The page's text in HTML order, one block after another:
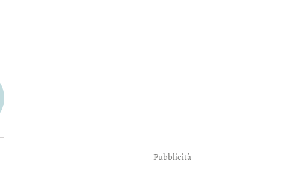
Pubblicità